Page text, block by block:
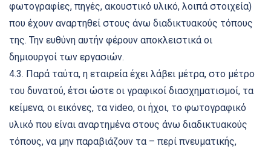
φωτογραφίες, πηγές, ακουστικό υλικό, λοιπά στοιχεία)
που έχουν αναρτηθεί στους άνω διαδικτυακούς τόπους
της. Την ευθύνη αυτήν φέρουν αποκλειστικά οι
δημιουργοί των εργασιών.
4.3. Παρά ταύτα, η εταιρεία έχει λάβει μέτρα, στο μέτρο
του δυνατού, έτσι ώστε οι γραφικοί διασχηματισμοί, τα
κείμενα, οι εικόνες, τα video, οι ήχοι, το φωτογραφικό
υλικό που είναι αναρτημένα στους άνω διαδικτυακούς
τόπους, να μην παραβιάζουν τα – περί πνευματικής,